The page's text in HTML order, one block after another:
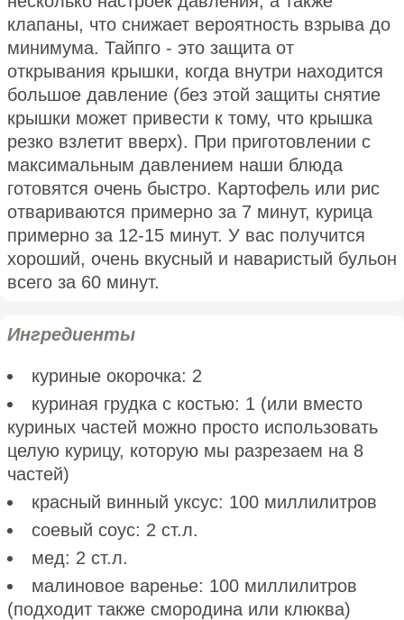
клапаны, что снижает вероятность взрыва до
минимума. Тайпго - это защита от
открывания крышки, когда внутри находится
большое давление (без этой защиты снятие
крышки может привести к тому, что крышка
резко взлетит вверх). При приготовлении с
максимальным давлением наши блюда
готовятся очень быстро. Картофель или рис
отвариваются примерно за 7 минут, курица
примерно за 12-15 минут. У вас получится
хороший, очень вкусный и наваристый бульон
всего за 60 минут.
Ингредиенты
куриные окорочка: 2
куриная грудка с костью: 1 (или вместо
куриных частей можно просто использовать
целую курицу, которую мы разрезаем на 8
частей)
красный винный уксус: 100 миллилитров
соевый соус: 2 ст.л.
мед: 2 ст.л.
малиновое варенье: 100 миллилитров
(подходит также смородина или клюква)